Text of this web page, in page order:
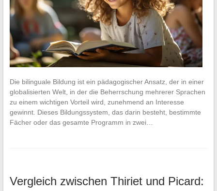
Die bilinguale Bildung ist ein pädagogischer Ansatz, der in einer
globalisierten Welt, in der die Beherrschung mehrerer Sprachen
zu einem wichtigen Vorteil wird, zunehmend an Interesse
gewinnt. Dieses Bildungssystem, das darin besteht, bestimmte
Fächer oder das gesamte Programm in zwei…
Vergleich zwischen Thiriet und Picard: